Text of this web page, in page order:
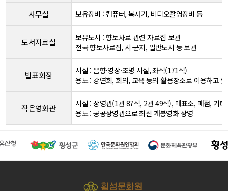
사무실 보유장비 : 컴퓨터, 복사기, 비디오촬영장비 등
도서자료실
보유도서 : 향토사료 관련 자료집 보관
전국 향토사료집, 시·군지, 일반도서 등 보관
발표회장
시설 : 음향·영상·조명 시설, 좌석(171석)
용도 : 강연회, 회의, 교육 등의 활용장소로 이용하고
작은영화관
시설 : 상영관(1관 87석, 2관 49석), 매표소, 매점, 기타
용도 : 공공상영관으로 최신 개봉영화 상영